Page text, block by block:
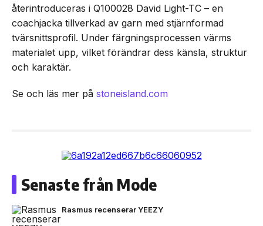
återintroduceras i Q100028 David Light-TC – en
coachjacka tillverkad av garn med stjärnformad
tvärsnittsprofil. Under färgningsprocessen värms
materialet upp, vilket förändrar dess känsla, struktur
och karaktär.
Se och läs mer på stoneisland.com
Senaste från Mode
Rasmus recenserar YEEZY